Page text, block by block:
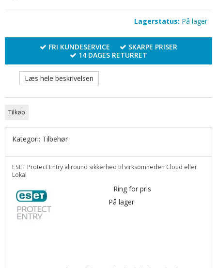
Lagerstatus: På lager
FRI KUNDESERVICE
SKARPE PRISER
14 DAGES RETURRET
Læs hele beskrivelsen
Tilkøb
Kategori: Tilbehør
ESET Protect Entry allround sikkerhed til virksomheden Cloud eller
Lokal
Ring for pris
På lager